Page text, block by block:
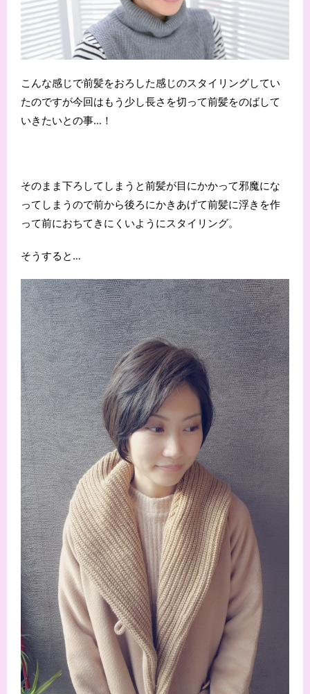
こんな感じで前髪をおろした感じのスタイリングしてい
たのですが今回はもう少し長さを切って前髪をのばして
いきたいとの事…！
そのまま下ろしてしまうと前髪が目にかかって邪魔にな
ってしまうので前から後ろにかきあげて前髪に浮きを作
って前におちてきにくいようにスタイリング。
そうすると…